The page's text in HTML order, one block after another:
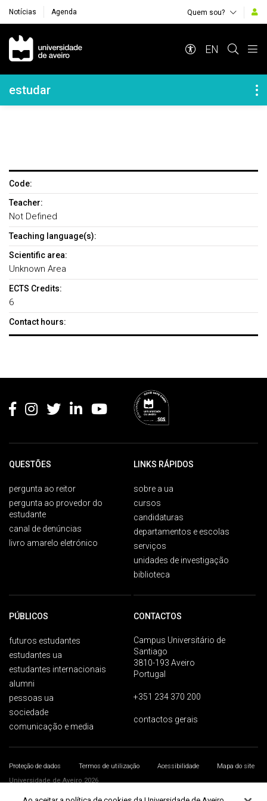
Notícias Agenda Quem sou?
Navegação Principal
EN
Navegação Lateral
estudar
Code:
Teacher:
Not Defined
Teaching language(s):
Scientific area:
Unknown Area
ECTS Credits:
6
Contact hours:
QUESTÕES
pergunta ao reitor
pergunta ao provedor do
estudante
canal de denúncias
livro amarelo eletrónico
LINKS RÁPIDOS
sobre a ua
cursos
candidaturas
departamentos e escolas
serviços
unidades de investigação
biblioteca
PÚBLICOS
futuros estudantes
estudantes ua
estudantes internacionais
alumni
pessoas ua
sociedade
comunicação e media
CONTACTOS
Campus Universitário de
Santiago
3810-193 Aveiro
Portugal
+351 234 370 200
contactos gerais
Proteção de dados Termos de utilização Acessibilidade
Mapa do site
Universidade de Aveiro 2026